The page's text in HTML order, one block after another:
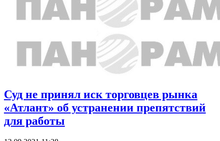
Суд не принял иск торговцев рынка
«Атлант» об устранении препятствий
для работы